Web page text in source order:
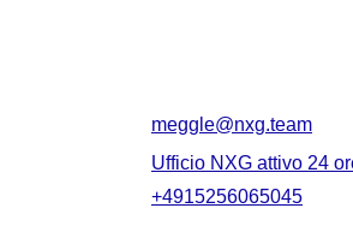
meggle@nxg.team
Ufficio NXG attivo 24
+4915256065045